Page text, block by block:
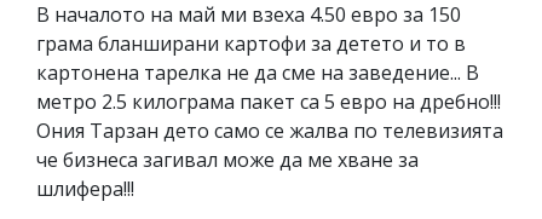
В началото на май ми взеха 4.50 евро за 150
грама бланширани картофи за детето и то в
картонена тарелка не да сме на заведение... В
метро 2.5 килограма пакет са 5 евро на дребно!!!
Ония Тарзан дето само се жалва по телевизията
че бизнеса загивал може да ме хване за
шлифера!!!